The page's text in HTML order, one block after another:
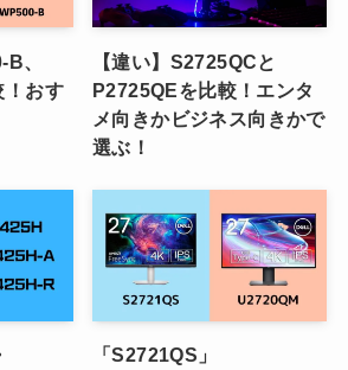
、
！おす
【違い】S2725QCと
P2725QEを比較！エンタ
メ向きかビジネス向きかで
選ぶ！
「S2721QS」